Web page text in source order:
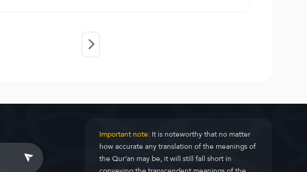
Important note:It is noteworthy that no matter
how accurate any translation of the meanings of
the Qur’an may be, it will still fall short in